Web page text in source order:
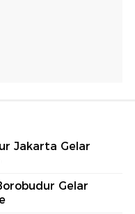
Jakarta Gelar
Gelar